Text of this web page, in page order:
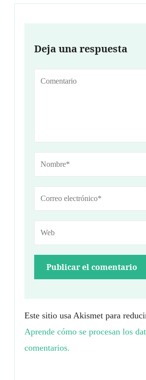
Deja una respuesta
Este sitio usa Akismet para
Aprende cómo se procesan los
comentarios.